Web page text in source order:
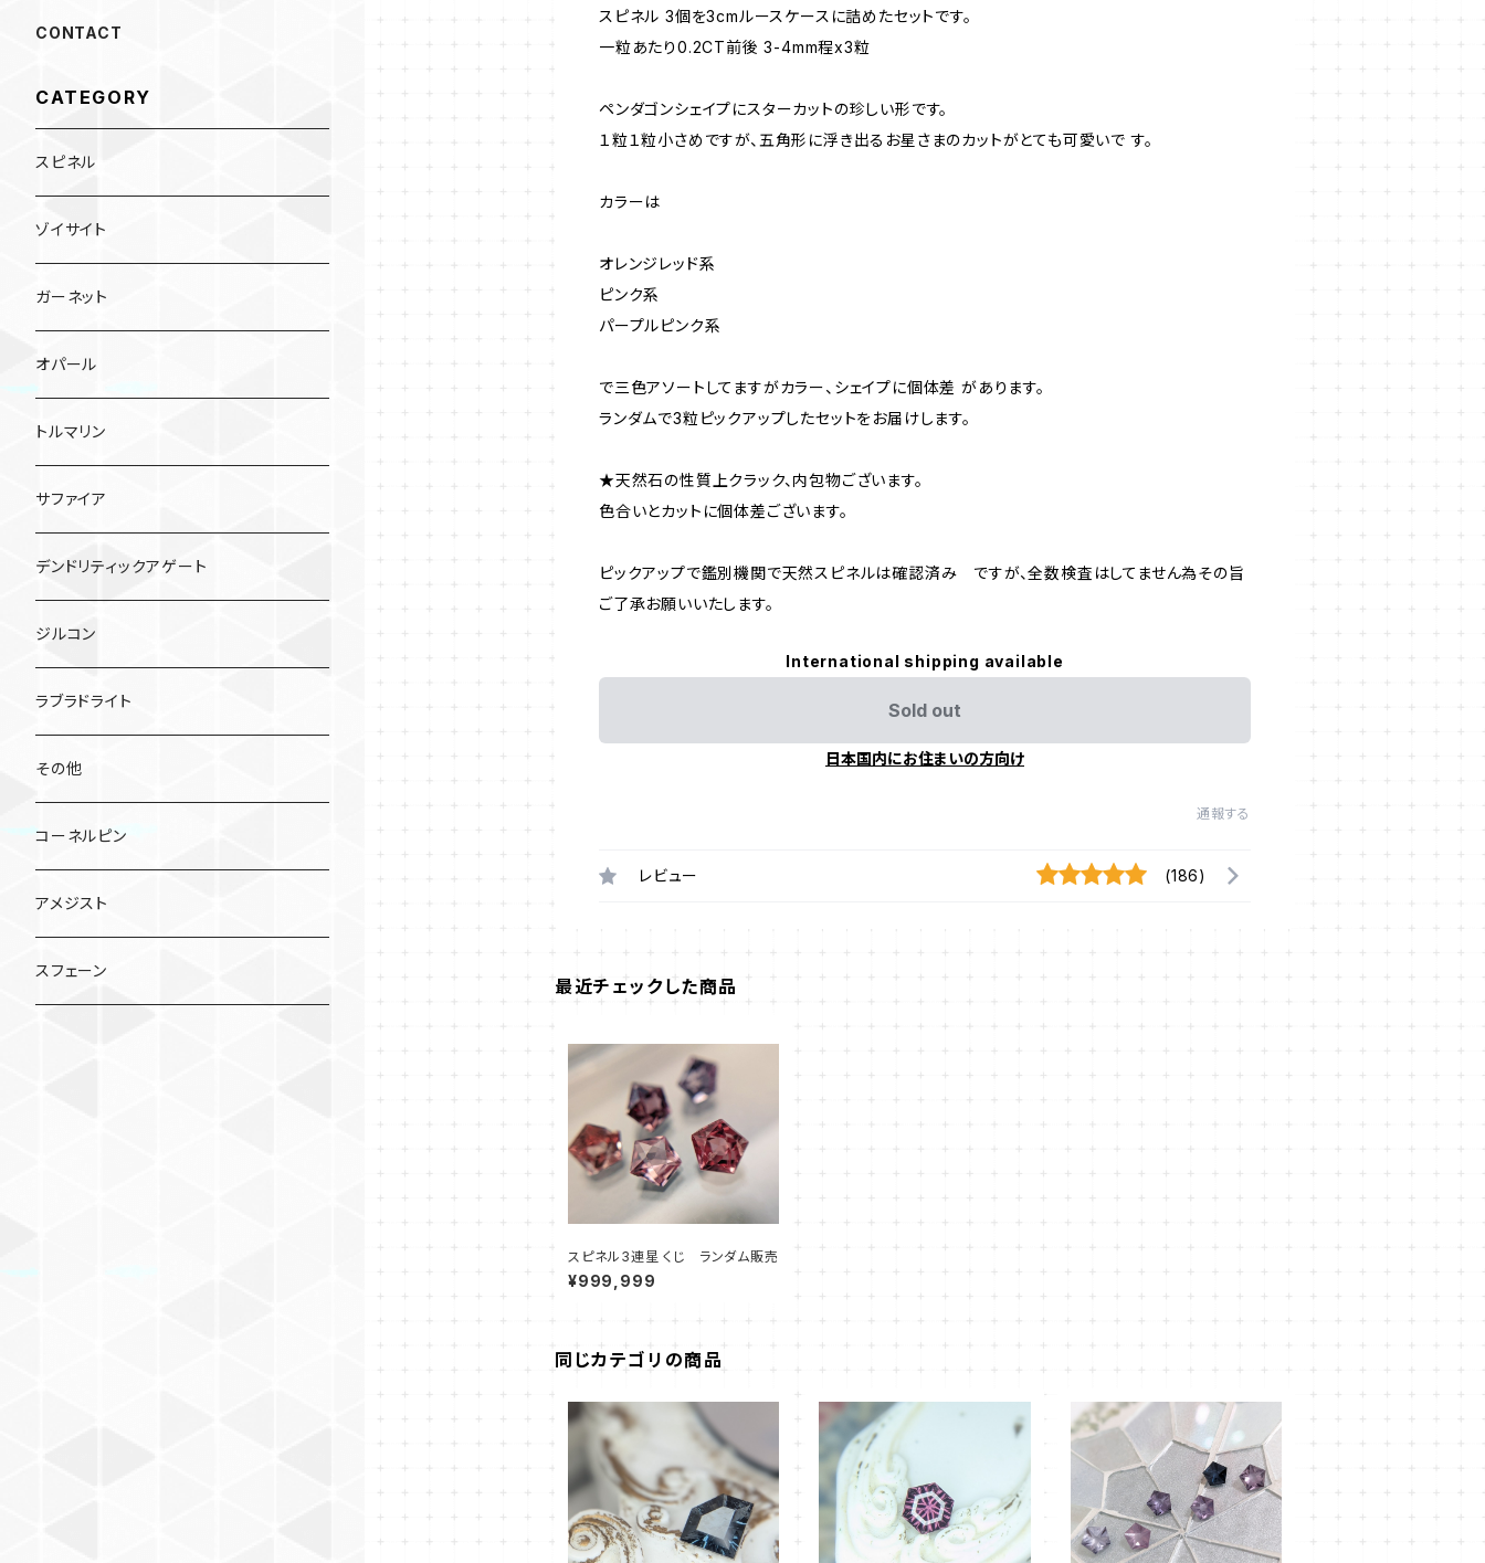
スピネル 3個を3cmルースケースに詰めたセットです。
一粒あたり0.2CT前後 3-4mm程x3粒
ペンダゴンシェイプにスターカットの珍しい形です。
１粒１粒小さめですが、五角形に浮き出るお星さまのカットがとても可愛いで す。
カラーは
オレンジレッド系
ピンク系
パープルピンク系
で三色アソートしてますがカラー、シェイプに個体差 があります。
ランダムで3粒ピックアップしたセットをお届けします。
★天然石の性質上クラック、内包物ございます。
色合いとカットに個体差ございます。
ピックアップで鑑別機関で天然スピネルは確認済み ですが、全数検査はしてません為その旨
ご了承お願いいたします。
International shipping available
Sold out
日本国内にお住まいの方向け
通報する
レビュー (186)
最近チェックした商品
スピネル3連星 くじ ランダム販売
¥999,999
同じカテゴリの商品
CONTACT
CATEGORY
スピネル
ゾイサイト
ガーネット
オパール
トルマリン
サファイア
デンドリティックアゲート
ジルコン
ラブラドライト
その他
コーネルピン
アメジスト
スフェーン